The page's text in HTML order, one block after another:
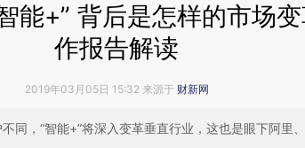
能+” 背后是怎样的市场
作报告解读
2019年03月05日 15:32 来源于 财新网
同，“智能+”将深入变革垂直行业，这也是眼下阿里